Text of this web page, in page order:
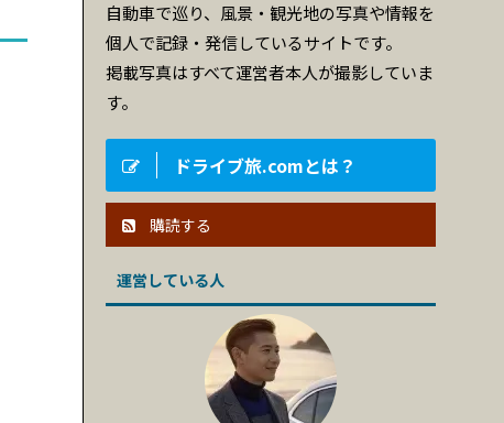
自動車で巡り、風景・観光地の写真や情報を
個人で記録・発信しているサイトです。
掲載写真はすべて運営者本人が撮影していま
す。
ドライブ旅.comとは？
購読する
運営している人